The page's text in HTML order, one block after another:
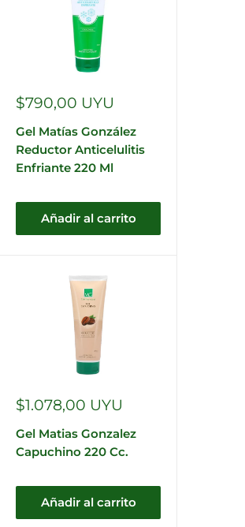
Precio
venta
$790,00 UYU
Gel Matías González
Reductor Anticelulitis
Enfriante 220 Ml
Añadir al carrito
Precio
venta
$1.078,00 UYU
Gel Matias Gonzalez
Capuchino 220 Cc.
Añadir al carrito